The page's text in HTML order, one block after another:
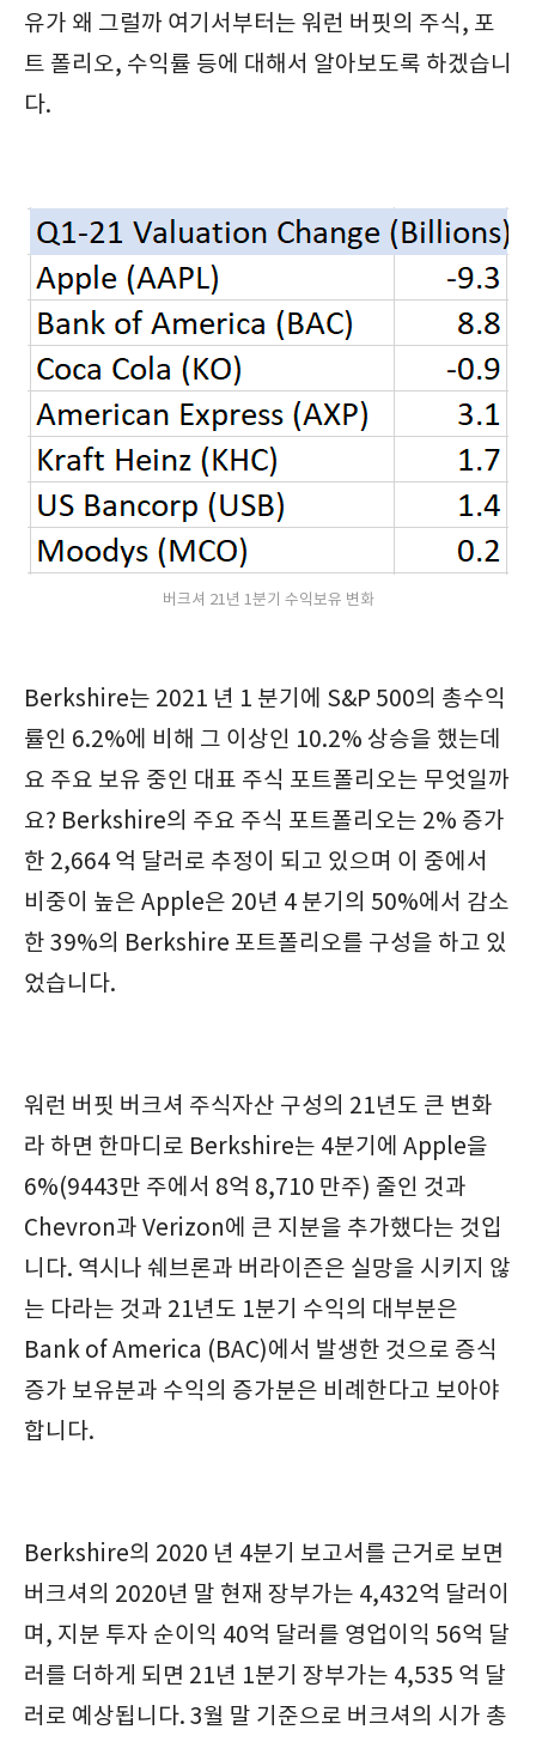
유가 왜 그럴까 여기서부터는 워런 버핏의 주식, 포
트 폴리오, 수익률 등에 대해서 알아보도록 하겠습니
다.
버크셔 21년 1분기 수익보유 변화
Berkshire는 2021 년 1 분기에 S&P 500의 총수익
률인 6.2%에 비해 그 이상인 10.2% 상승을 했는데
요 주요 보유 중인 대표 주식 포트폴리오는 무엇일까
요? Berkshire의 주요 주식 포트폴리오는 2% 증가
한 2,664 억 달러로 추정이 되고 있으며 이 중에서
비중이 높은 Apple은 20년 4 분기의 50%에서 감소
한 39%의 Berkshire 포트폴리오를 구성을 하고 있
었습니다.
워런 버핏 버크셔 주식자산 구성의 21년도 큰 변화
라 하면 한마디로 Berkshire는 4분기에 Apple을
6%(9443만 주에서 8억 8,710 만주) 줄인 것과
Chevron과 Verizon에 큰 지분을 추가했다는 것입
니다. 역시나 쉐브론과 버라이즌은 실망을 시키지 않
는 다라는 것과 21년도 1분기 수익의 대부분은
Bank of America (BAC)에서 발생한 것으로 증식
증가 보유분과 수익의 증가분은 비례한다고 보아야
합니다.
Berkshire의 2020 년 4분기 보고서를 근거로 보면
버크셔의 2020년 말 현재 장부가는 4,432억 달러이
며, 지분 투자 순이익 40억 달러를 영업이익 56억 달
러를 더하게 되면 21년 1분기 장부가는 4,535 억 달
러로 예상됩니다. 3월 말 기준으로 버크셔의 시가 총